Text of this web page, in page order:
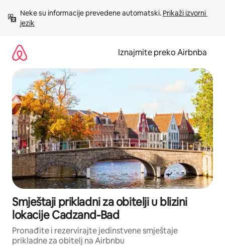
sadržaj
Neke su informacije prevedene automatski. Prikaži izvorni
jezik
Iznajmite preko Airbnba
Smještaji prikladni za obitelji u blizini
lokacije Cadzand-Bad
Pronađite i rezervirajte jedinstvene smještaje
prikladne za obitelj na Airbnbu